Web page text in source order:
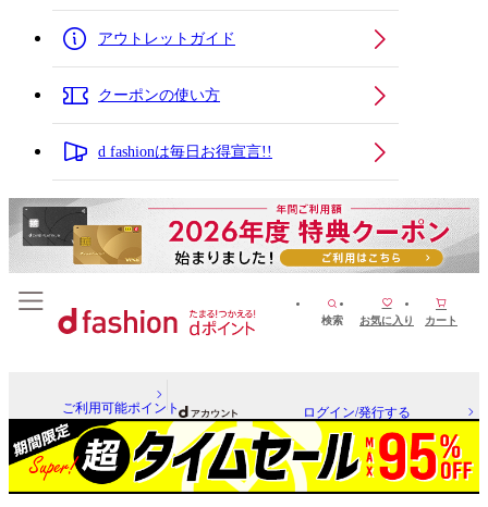
アウトレットガイド
クーポンの使い方
d fashionは毎日お得宣言!!
検索 お気に入り カート
ご利用可能ポイント ログイン/発行する